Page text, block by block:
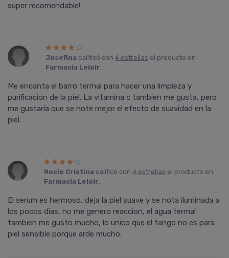
super recomendable!
Josefina calificó con4 estrellas el producto en
Farmacia Leloir.
Me encanta el barro termal para hacer una limpieza y
purificacion de la piel. La vitamina c tambien me gusta, pero
me gustaría que se note mejor el efecto de suavidad en la
piel.
Rocio Cristina calificó con 4 estrellas el producto en
Farmacia Leloir.
El serum es hermoso, deja la piel suave y se nota iluminada a
los pocos dias, no me genero reaccion, el agua termal
tambien me gusto mucho, lo unico que el fango no es para
piel sensible porque arde mucho.